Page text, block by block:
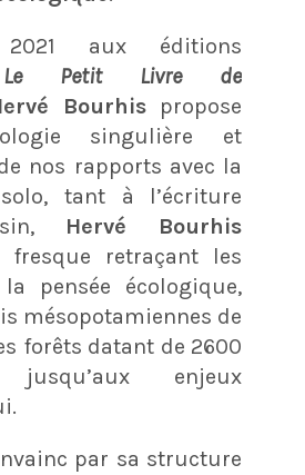
aux éditions
Le Petit Livre de
Bourhispropose
singulière et
nos rapports avec la
tant à l’écriture
Hervé Bourhis
fresque retraçant les
pensée écologique,
mésopotamiennes de
forêts datant de 2600
enjeux
par sa structure